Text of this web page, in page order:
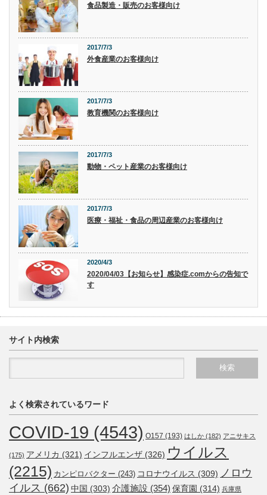
食品製造・販売のお客様向け
2017/7/3
外食産業のお客様向け
2017/7/3
教育機関のお客様向け
2017/7/3
動物・ペット産業のお客様向け
2017/7/3
医療・福祉・食品の周辺産業のお客様向け
2020/4/3
2020/04/03【お知らせ】感染症.comからの告知で
す
サイト内検索
よく検索されているワード
COVID-19 (4543) O157 (193) はしか (182) アニサキス
(175) アメリカ (321) インフルエンザ (326) ウイルス
(2215) カンピロバクター (243) コロナウイルス (309) ノロウ
イルス (662) 中国 (303) 介護施設 (354) 保育園 (314) 兵庫県